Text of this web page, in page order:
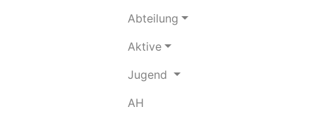
Abteilung
Aktive
Jugend
AH